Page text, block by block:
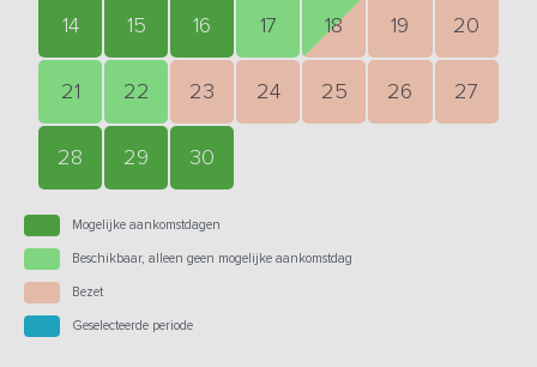
14 15 16 17 18 19 20
21 22 23 24 25 26 27
28 29 30
Mogelijke aankomstdagen
Beschikbaar, alleen geen mogelijke aankomstdag
Bezet
Geselecteerde periode